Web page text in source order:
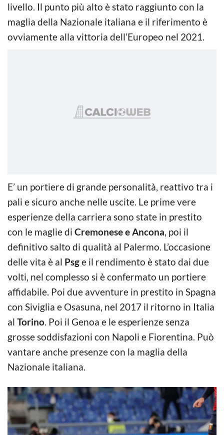
livello. Il punto più alto è stato raggiunto con la
maglia della Nazionale italiana e il riferimento è
ovviamente alla vittoria dell’Europeo nel 2021.
E’ un portiere di grande personalità, reattivo tra i
pali e sicuro anche nelle uscite. Le prime vere
esperienze della carriera sono state in prestito
con le maglie di Cremonese e Ancona, poi il
definitivo salto di qualità al Palermo. L’occasione
delle vita è al Psge il rendimento è stato dai due
volti, nel complesso si è confermato un portiere
affidabile. Poi due avventure in prestito in Spagna
con Siviglia e Osasuna, nel 2017 il ritorno in Italia
al Torino. Poi il Genoa e le esperienze senza
grosse soddisfazioni con Napoli e Fiorentina. Può
vantare anche presenze con la maglia della
Nazionale italiana.